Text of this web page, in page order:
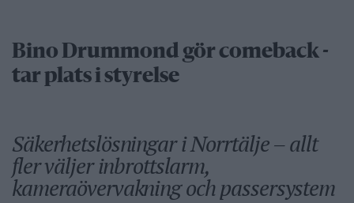
Bino Drummond gör comeback -
tar plats i styrelse
Säkerhetslösningar i Norrtälje – allt
fler väljer inbrottslarm,
kameraövervakning och passersystem